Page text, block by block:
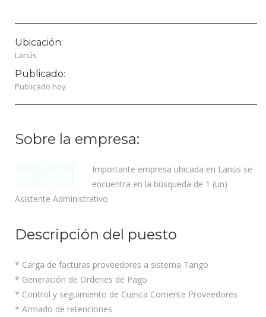
Ubicación:
Lanús
Publicado:
Publicado hoy
Sobre la empresa:
Importante empresa ubicada en Lanús se
encuentra en la búsqueda de 1 (un)
Asistente Administrativo
Descripción del puesto
* Carga de facturas proveedores a sistema Tango
* Generación de Ordenes de Pago
* Control y seguimiento de Cuesta Corriente Proveedores
* Armado de retenciones